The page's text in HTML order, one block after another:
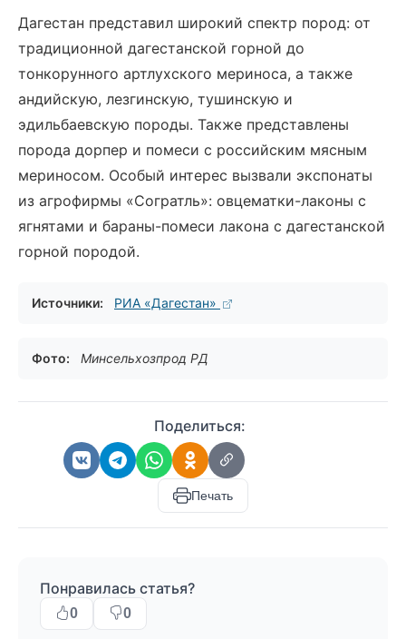
Дагестан представил широкий спектр пород: от
традиционной дагестанской горной до
тонкорунного артлухского мериноса, а также
андийскую, лезгинскую, тушинскую и
эдильбаевскую породы. Также представлены
порода дорпер и помеси с российским мясным
мериносом. Особый интерес вызвали экспонаты
из агрофирмы «Согратль»: овцематки-лаконы с
ягнятами и бараны-помеси лакона с дагестанской
горной породой.
Источники: РИА «Дагестан»
Фото: Минсельхозпрод РД
Поделиться:
Печать
Понравилась статья?
0 0